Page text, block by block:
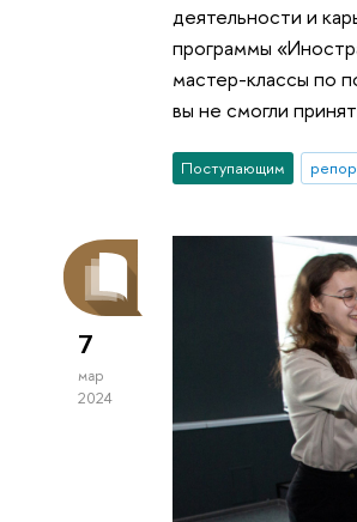
деятельности и
программы
мастер-классы по
вы не смогли
Поступающим
7
мар
2024